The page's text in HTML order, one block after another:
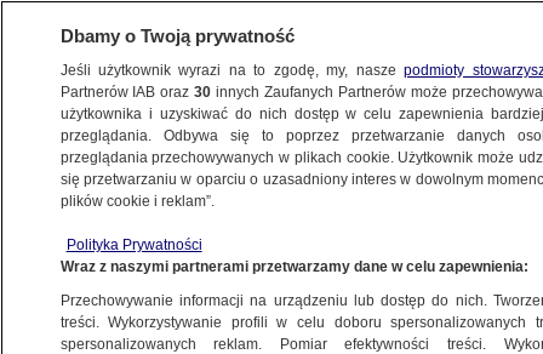
ŚWIAT
Francji. "Mamy poważne zastrzeżenia"
19.09.2021, 11:05
Dbamy o Twoją prywatność
Jeśli użytkownik wyrazi na to zgodę, my, naszepodmioty
Partnerów IAB oraz30 innych Zaufanych Partnerów może
użytkownika i uzyskiwać do nich dostęp w celu zapewnienia
przeglądania. Odbywa się to poprzez przetwarzanie danych
przeglądania przechowywanych w plikach cookie. Użytkownik może
się przetwarzaniu w oparciu o uzasadniony interes w dowolnym
plików cookie i reklam”.
Polityka Prywatności
Wraz z naszymi partnerami przetwarzamy dane w celu zapewnienia:
Przechowywanie informacji na urządzeniu lub dostęp do nich.
treści. Wykorzystywanie profili w celu doboru spersonalizowanych
spersonalizowanych reklam. Pomiar efektywności treści.